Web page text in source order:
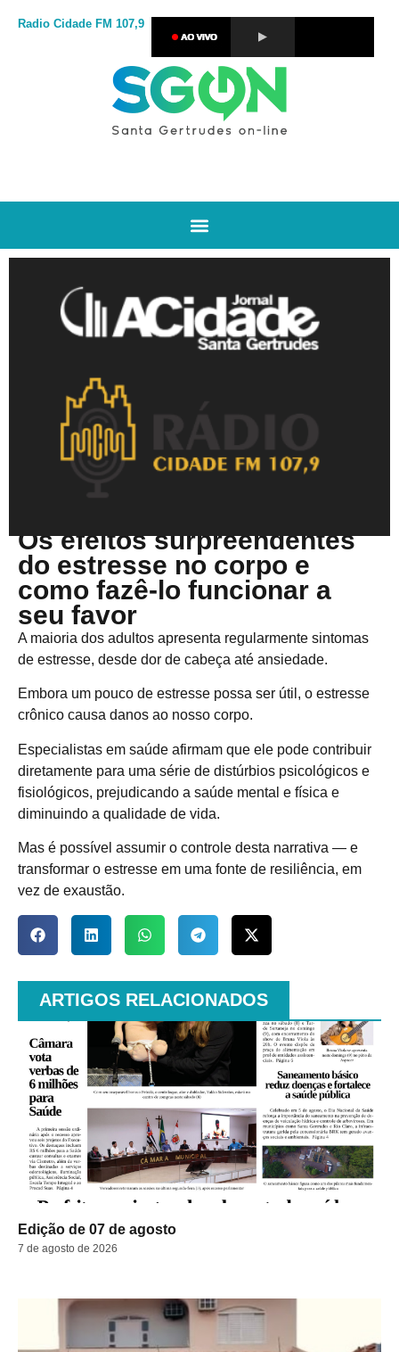
Radio Cidade FM 107,9
Os efeitos surpreendentes
do estresse no corpo e
como fazê-lo funcionar a
seu favor
A maioria dos adultos apresenta regularmente sintomas
de estresse, desde dor de cabeça até ansiedade.
Embora um pouco de estresse possa ser útil, o estresse
crônico causa danos ao nosso corpo.
Especialistas em saúde afirmam que ele pode contribuir
diretamente para uma série de distúrbios psicológicos e
fisiológicos, prejudicando a saúde mental e física e
diminuindo a qualidade de vida.
Mas é possível assumir o controle desta narrativa — e
transformar o estresse em uma fonte de resiliência, em
vez de exaustão.
ARTIGOS RELACIONADOS
Edição de 07 de agosto
7 de agosto de 2026